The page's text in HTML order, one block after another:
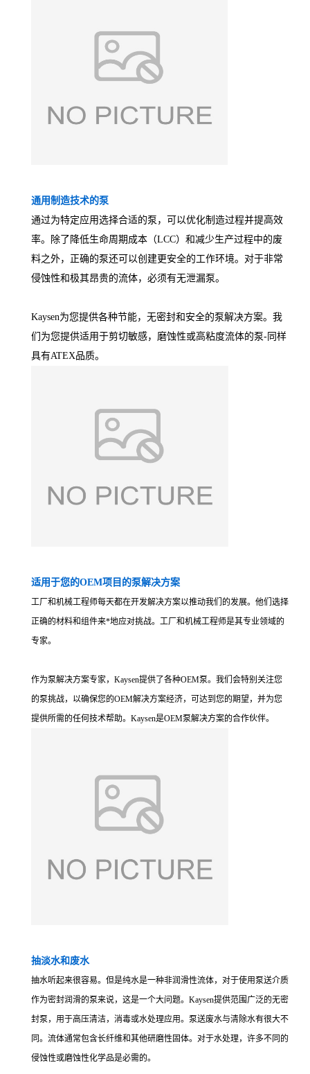
通用制造技术的泵
通过为特定应用选择合适的泵，可以优化制造过程并提高效
率。除了降低生命周期成本（LCC）和减少生产过程中的废
料之外，正确的泵还可以创建更安全的工作环境。对于非常
侵蚀性和极其昂贵的流体，必须有无泄漏泵。
Kaysen为您提供各种节能，无密封和安全的泵解决方案。我
们为您提供适用于剪切敏感，磨蚀性或高粘度流体的泵-同样
具有ATEX品质。
适用于您的OEM项目的泵解决方案
工厂和机械工程师每天都在开发解决方案以推动我们的发展。他们选择
正确的材料和组件来*地应对挑战。工厂和机械工程师是其专业领域的
专家。
作为泵解决方案专家，Kaysen提供了各种OEM泵。我们会特别关注您
的泵挑战，以确保您的OEM解决方案经济，可达到您的期望，并为您
提供所需的任何技术帮助。Kaysen是OEM泵解决方案的合作伙伴。
抽淡水和废水
抽水听起来很容易。但是纯水是一种非润滑性流体，对于使用泵送介质
作为密封润滑的泵来说，这是一个大问题。Kaysen提供范围广泛的无密
封泵，用于高压清洁，消毒或水处理应用。泵送废水与清除水有很大不
同。流体通常包含长纤维和其他研磨性固体。对于水处理，许多不同的
侵蚀性或磨蚀性化学品是必需的。